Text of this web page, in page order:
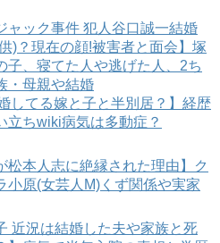
ャック事件 犯人谷口誠一結婚
)？現在の顔!被害者と面会】塚
子、寝てた人や逃げた人、2ち
・母親や結婚
してる嫁と子と半別居？】経歴
立ちwiki病気は多動症？
松本人志に絶縁された理由】ク
小原(女芸人M)くず関係や実家
近況は結婚した夫や家族と死